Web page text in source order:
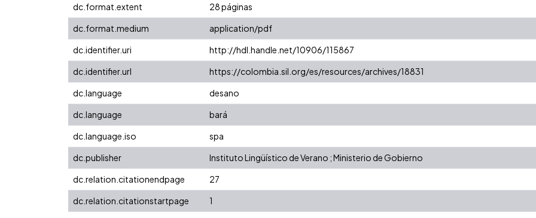
dc.format.extent
28 páginas
dc.format.medium
application/pdf
dc.identifier.uri
http://hdl.handle.net/10906/115867
dc.identifier.url
https://colombia.sil.org/es/resources/archives/18831
dc.language
desano
dc.language
bará
dc.language.iso
spa
dc.publisher
Instituto Lingüístico de Verano ; Ministerio de Gobierno
dc.relation.citationendpage
27
dc.relation.citationstartpage
1